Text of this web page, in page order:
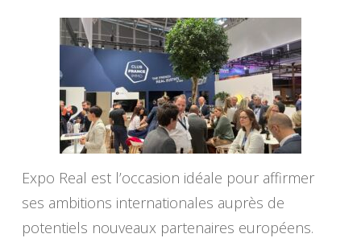
Expo Real est l’occasion idéale pour affirmer
ses ambitions internationales auprès de
potentiels nouveaux partenaires européens.